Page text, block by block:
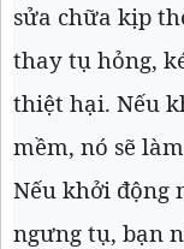
sửa chữa kịp
thay tụ hỏng,
thiệt hại. Nếu
mềm, nó sẽ
Nếu khởi động
ngưng tụ, bạn